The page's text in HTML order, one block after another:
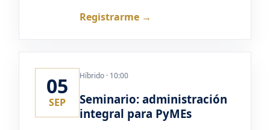
Registrarme →
05
SEP
Híbrido · 10:00
Seminario: administración
integral para PyMEs